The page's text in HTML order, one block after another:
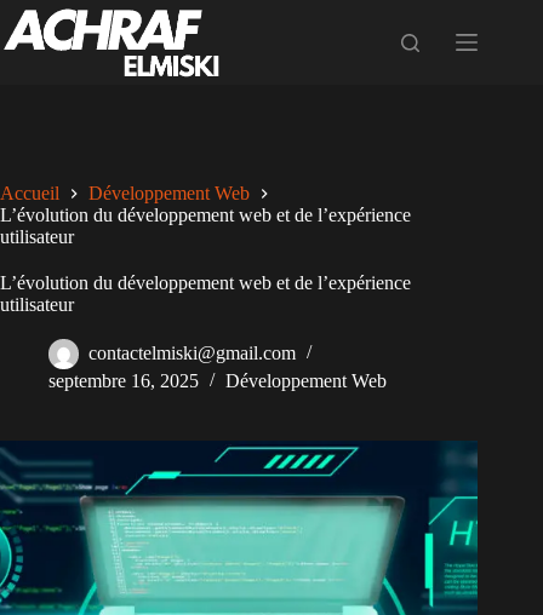
Passer
au
contenu
Accueil
Développement Web
L’évolution du développement web et de l’expérience
utilisateur
L’évolution du développement web et de l’expérience
utilisateur
contactelmiski@gmail.com
septembre 16, 2025
Développement Web